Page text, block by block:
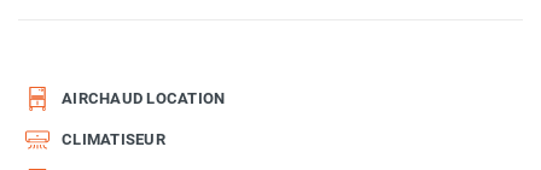
AIRCHAUD LOCATION
CLIMATISEUR